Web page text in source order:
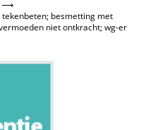
⟶
tekenbeten; besmetting met
niet ontkracht; wg-er